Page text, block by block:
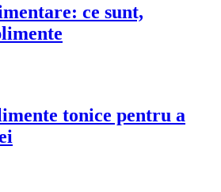
ce sunt,
tonice pentru a